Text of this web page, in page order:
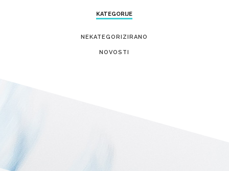
KATEGORIJE
NEKATEGORIZIRANO
NOVOSTI